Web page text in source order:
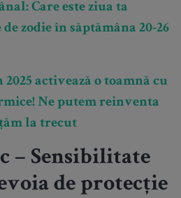
Care este ziua ta
zodie în săptămâna 20-26
activează o toamnă cu
Ne putem reinventa
la trecut
– Sensibilitate
de protecție